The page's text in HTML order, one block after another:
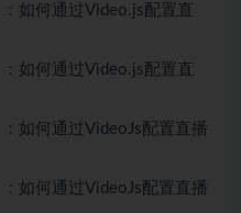
如何通过Video.js配置直
如何通过Video.js配置直
如何通过VideoJs配置直播
如何通过VideoJs配置直播